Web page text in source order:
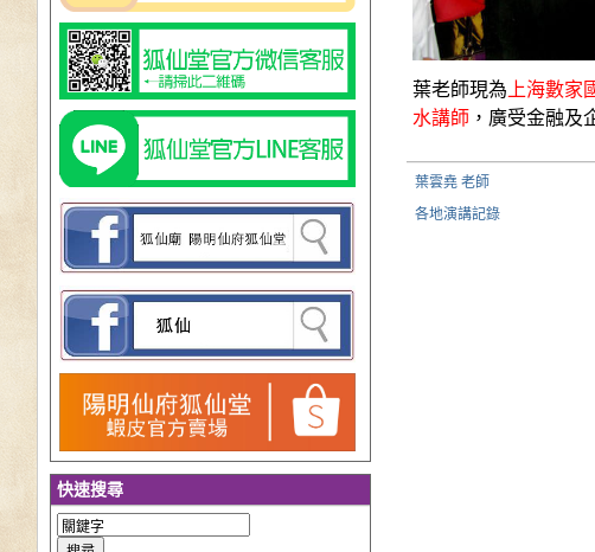
快速搜尋
葉老師現為 上海數
水講師 ，廣受金融及
葉雲堯 老師
各地演講記錄